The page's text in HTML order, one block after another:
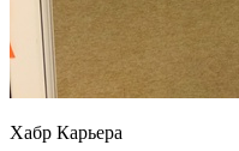
Хабр Карьера